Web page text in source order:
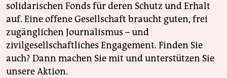
solidarischen Fonds für deren Schutz und Erhalt
auf. Eine offene Gesellschaft braucht guten, frei
zugänglichen Journalismus – und
zivilgesellschaftliches Engagement. Finden Sie
auch? Dann machen Sie mit und unterstützen Sie
unsere Aktion.